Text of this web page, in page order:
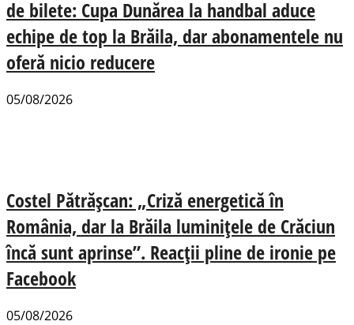
de bilete: Cupa Dunărea la handbal aduce
echipe de top la Brăila, dar abonamentele nu
oferă nicio reducere
05/08/2026
Costel Pătrășcan: „Criză energetică în
România, dar la Brăila luminițele de Crăciun
încă sunt aprinse”. Reacții pline de ironie pe
Facebook
05/08/2026